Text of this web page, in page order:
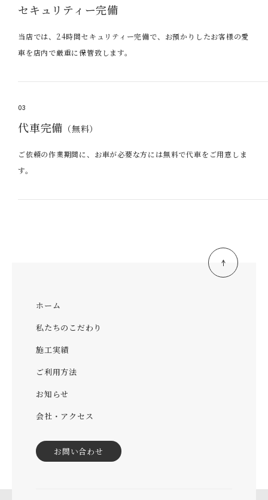
セキュリティー完備
当店では、24時間セキュリティー完備で、お預かりしたお客様の愛
車を店内で厳重に保管致します。
03
代車完備 （無料）
ご依頼の作業期間に、お車が必要な方には無料で代車をご用意しま
す。
ホーム
私たちのこだわり
施工実績
ご利用方法
お知らせ
会社・アクセス
お問い合わせ